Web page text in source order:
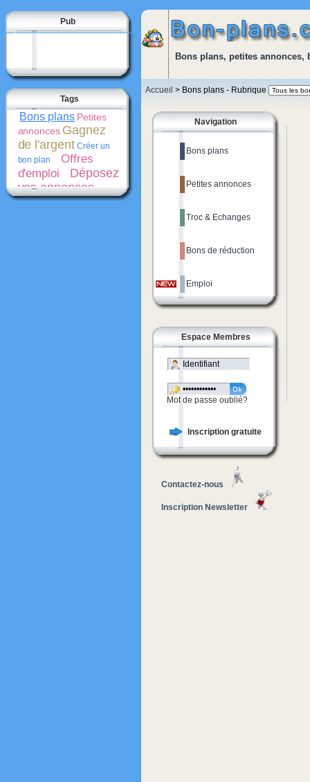
Pub
Tags
Bons plans Petites
annonces Gagnez
de l'argent Créer un
bon plan
Offres
d'emploi
Déposez
vos annonces
gratuitement
Bons
Bons plans, petites
Accueil > Bons plans - Rubrique
Navigation
Bons plans
Petites annonces
Troc & Echanges
Bons de réduction
Emploi
Espace Membres
Mot de passe oublié?
Inscription gratuite
Contactez-nous
Inscription Newsletter